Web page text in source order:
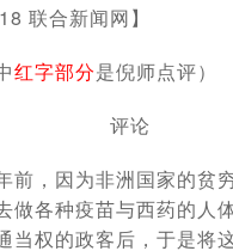
联合新闻网】
红字部分是倪师点评）
评论
前，因为非洲国家的贫
做各种疫苗与西药的人
当权的政客后，于是将